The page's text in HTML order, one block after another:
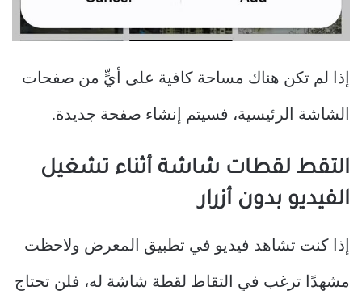
إذا لم تكن هناك مساحة كافية على أيٍّ من صفحات
الشاشة الرئيسية، فسيتم إنشاء صفحة جديدة.
التقط لقطات شاشة أثناء تشغيل
الفيديو بدون أزرار
إذا كنت تشاهد فيديو في تطبيق المعرض ولاحظت
مشهدًا ترغب في التقاط لقطة شاشة له، فلن تحتاج